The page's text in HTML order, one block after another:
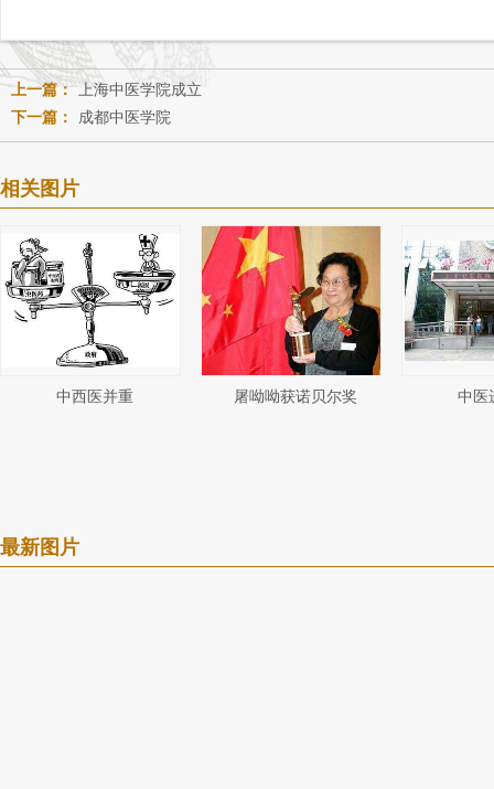
上一篇： 上海中医学院成立
下一篇：
成都中医学院
相关图片
中西医并重 屠呦呦获诺贝尔奖 中医
最新图片